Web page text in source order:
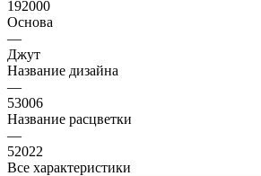
192000
Основа
—
Джут
Название дизайна
—
53006
Название расцветки
—
52022
Все характеристики